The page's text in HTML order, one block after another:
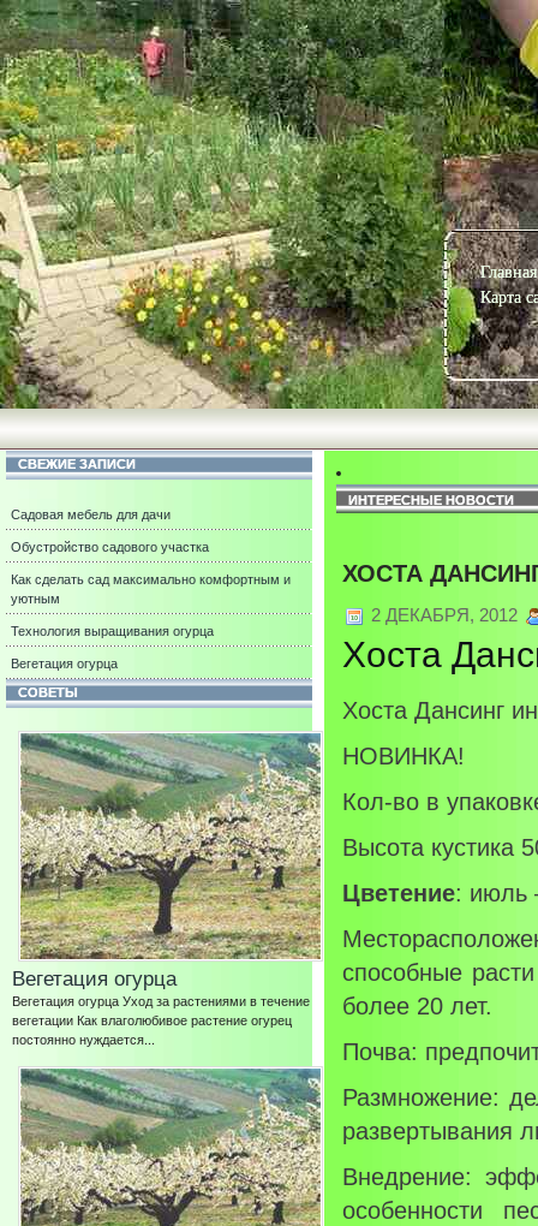
Главная
Карта
СВЕЖИЕ ЗАПИСИ
Садовая мебель для дачи
Обустройство садового участка
Как сделать сад максимально комфортным и
уютным
Технология выращивания огурца
Вегетация огурца
СОВЕТЫ
Вегетация огурца
Вегетация огурца Уход за растениями в течение
вегетации Как влаголюбивое растение огурец
постоянно нуждается...
ИНТЕРЕСНЫЕ НОВОСТИ
ХОСТА
2 ДЕКАБРЯ, 2012
Хоста
Хоста Дансинг
НОВИНКА!
Кол-во в
Высота кустика
Цветение: июль
способные
более 20 лет.
Почва:
Размножение:
развертывания
Внедрение:
особенности